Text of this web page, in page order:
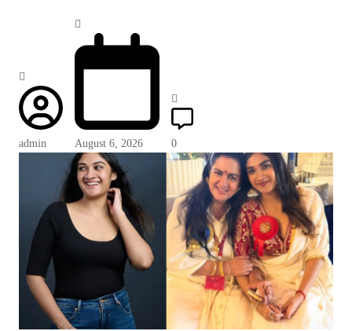
admin August 6, 2026 0